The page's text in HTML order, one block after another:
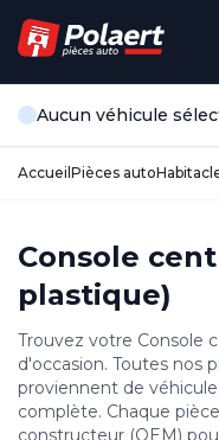
Aucun véhicule
Accueil Pièces auto
Console
plastique)
Trouvez votre Console
d'occasion. Toutes nos
proviennent de
complète. Chaque
constructeur (OEM)